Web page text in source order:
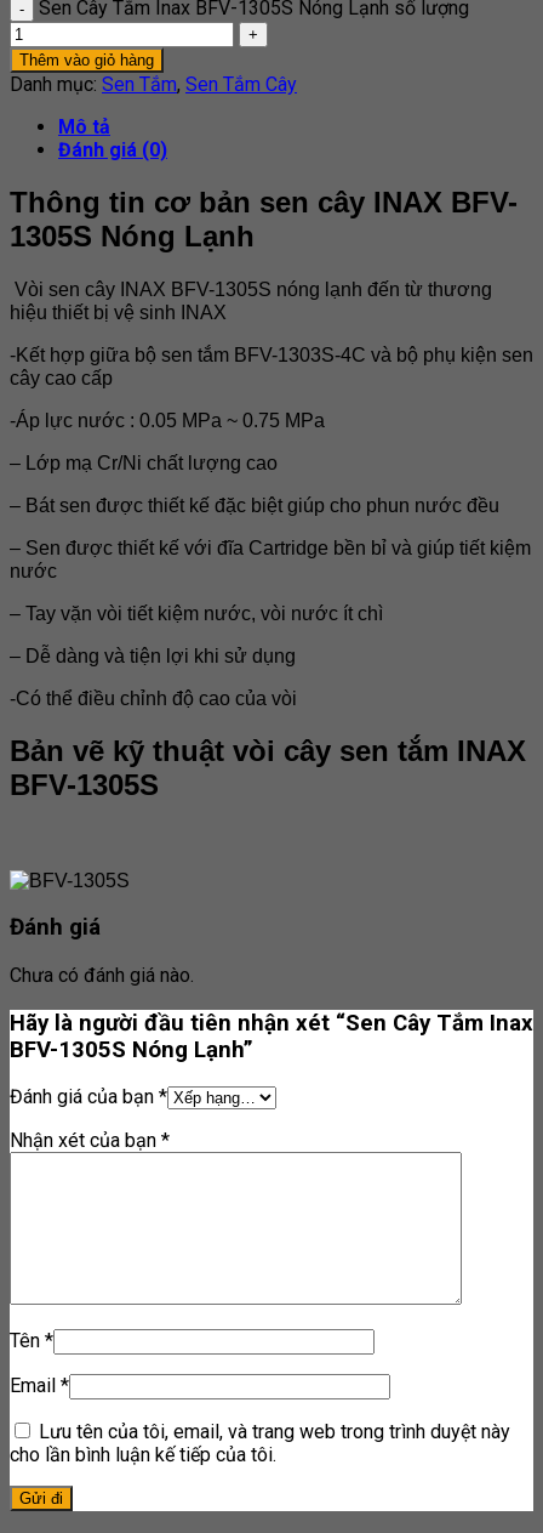
Sen Cây Tắm Inax BFV-1305S Nóng Lạnh số lượng
Thêm vào giỏ hàng
Danh mục: Sen Tắm, Sen Tắm Cây
Mô tả
Đánh giá (0)
Thông tin cơ bản sen cây INAX BFV-
1305S Nóng Lạnh
Vòi sen cây INAX BFV-1305S nóng lạnh đến từ thương
hiệu thiết bị vệ sinh INAX
-Kết hợp giữa bộ sen tắm BFV-1303S-4C và bộ phụ kiện sen
cây cao cấp
-Áp lực nước : 0.05 MPa ~ 0.75 MPa
– Lớp mạ Cr/Ni chất lượng cao
– Bát sen được thiết kế đặc biệt giúp cho phun nước đều
– Sen được thiết kế với đĩa Cartridge bền bỉ và giúp tiết kiệm
nước
– Tay vặn vòi tiết kiệm nước, vòi nước ít chì
– Dễ dàng và tiện lợi khi sử dụng
-Có thể điều chỉnh độ cao của vòi
Bản vẽ kỹ thuật vòi cây sen tắm INAX
BFV-1305S
Đánh giá
Chưa có đánh giá nào.
Hãy là người đầu tiên nhận xét “Sen Cây Tắm Inax
BFV-1305S Nóng Lạnh”
Đánh giá của bạn *
Nhận xét của bạn *
Tên *
Email *
Lưu tên của tôi, email, và trang web trong trình duyệt này
cho lần bình luận kế tiếp của tôi.